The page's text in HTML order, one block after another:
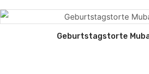
Geburtstagstorte